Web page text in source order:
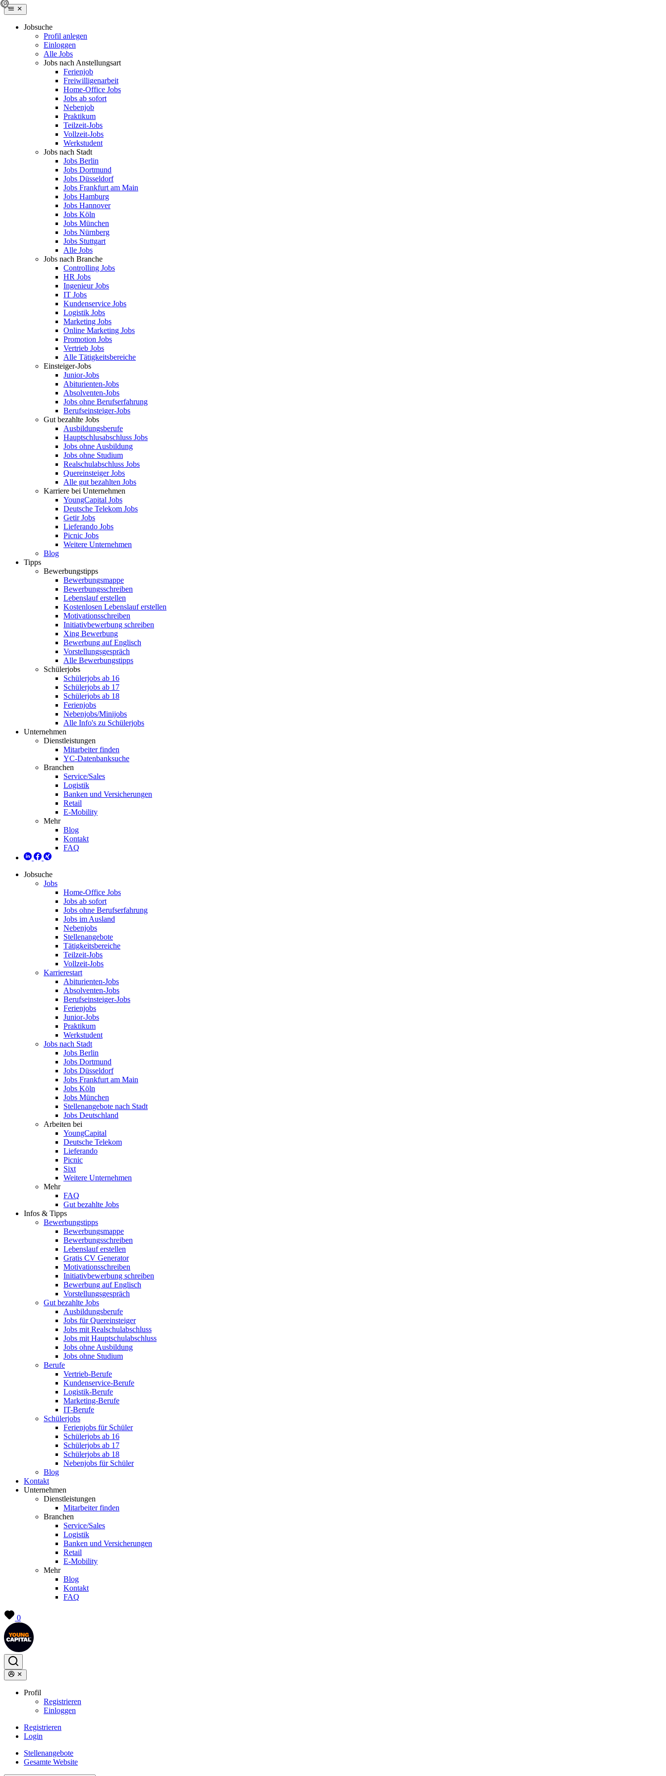
Jobsuche
Profil anlegen
Einloggen
Alle Jobs
Jobs nach Anstellungsart
Ferienjob
Freiwilligenarbeit
Home-Office Jobs
Jobs ab sofort
Nebenjob
Praktikum
Teilzeit-Jobs
Vollzeit-Jobs
Werkstudent
Jobs nach Stadt
Jobs Berlin
Jobs Dortmund
Jobs Düsseldorf
Jobs Frankfurt am Main
Jobs Hamburg
Jobs Hannover
Jobs Köln
Jobs München
Jobs Nürnberg
Jobs Stuttgart
Alle Jobs
Jobs nach Branche
Controlling Jobs
HR Jobs
Ingenieur Jobs
IT Jobs
Kundenservice Jobs
Logistik Jobs
Marketing Jobs
Online Marketing Jobs
Promotion Jobs
Vertrieb Jobs
Alle Tätigkeitsbereiche
Einsteiger-Jobs
Junior-Jobs
Abiturienten-Jobs
Absolventen-Jobs
Jobs ohne Berufserfahrung
Berufseinsteiger-Jobs
Gut bezahlte Jobs
Ausbildungsberufe
Hauptschlusabschluss Jobs
Jobs ohne Ausbildung
Jobs ohne Studium
Realschulabschluss Jobs
Quereinsteiger Jobs
Alle gut bezahlten Jobs
Karriere bei Unternehmen
YoungCapital Jobs
Deutsche Telekom Jobs
Getir Jobs
Lieferando Jobs
Picnic Jobs
Weitere Unternehmen
Blog
Tipps
Bewerbungstipps
Bewerbungsmappe
Bewerbungsschreiben
Lebenslauf erstellen
Kostenlosen Lebenslauf erstellen
Motivationsschreiben
Initiativbewerbung schreiben
Xing Bewerbung
Bewerbung auf Englisch
Vorstellungsgespräch
Alle Bewerbungstipps
Schülerjobs
Schülerjobs ab 16
Schülerjobs ab 17
Schülerjobs ab 18
Ferienjobs
Nebenjobs/Minijobs
Alle Info's zu Schülerjobs
Unternehmen
Dienstleistungen
Mitarbeiter finden
YC-Datenbanksuche
Branchen
Service/Sales
Logistik
Banken und Versicherungen
Retail
E-Mobility
Mehr
Blog
Kontakt
FAQ
Jobsuche
Jobs
Home-Office Jobs
Jobs ab sofort
Jobs ohne Berufserfahrung
Jobs im Ausland
Nebenjobs
Stellenangebote
Tätigkeitsbereiche
Teilzeit-Jobs
Vollzeit-Jobs
Karrierestart
Abiturienten-Jobs
Absolventen-Jobs
Berufseinsteiger-Jobs
Ferienjobs
Junior-Jobs
Praktikum
Werkstudent
Jobs nach Stadt
Jobs Berlin
Jobs Dortmund
Jobs Düsseldorf
Jobs Frankfurt am Main
Jobs Köln
Jobs München
Stellenangebote nach Stadt
Jobs Deutschland
Arbeiten bei
YoungCapital
Deutsche Telekom
Lieferando
Picnic
Sixt
Weitere Unternehmen
Mehr
FAQ
Gut bezahlte Jobs
Infos & Tipps
Bewerbungstipps
Bewerbungsmappe
Bewerbungsschreiben
Lebenslauf erstellen
Gratis CV Generator
Motivationsschreiben
Initiativbewerbung schreiben
Bewerbung auf Englisch
Vorstellungsgespräch
Gut bezahlte Jobs
Ausbildungsberufe
Jobs für Quereinsteiger
Jobs mit Realschulabschluss
Jobs mit Hauptschulabschluss
Jobs ohne Ausbildung
Jobs ohne Studium
Berufe
Vertrieb-Berufe
Kundenservice-Berufe
Logistik-Berufe
Marketing-Berufe
IT-Berufe
Schülerjobs
Ferienjobs für Schüler
Schülerjobs ab 16
Schülerjobs ab 17
Schülerjobs ab 18
Nebenjobs für Schüler
Blog
Kontakt
Unternehmen
Dienstleistungen
Mitarbeiter finden
Branchen
Service/Sales
Logistik
Banken und Versicherungen
Retail
E-Mobility
Mehr
Blog
Kontakt
FAQ
0
Profil
Registrieren
Einloggen
Registrieren
Login
Stellenangebote
Gesamte Website